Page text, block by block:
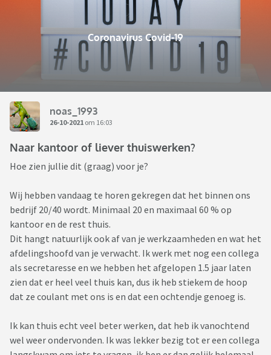
Coronavirus Covid-19
noas_1993
26-10-2021 om 16:03
Naar kantoor of liever thuiswerken?
Hoe zien jullie dit (graag) voor je?
Wij hebben vandaag te horen gekregen dat het binnen ons
bedrijf 20/40 wordt. Minimaal 20 en maximaal 60 % op
kantoor en de rest thuis.
Dit hangt natuurlijk ook af van je werkzaamheden en wat het
afdelingshoofd van je verwacht. Ik werk met nog een collega
als secretaresse en we hebben het afgelopen 1.5 jaar laten
zien dat er heel veel thuis kan, dus ik heb stiekem de hoop
dat ze coulant met ons is en dat een ochtendje genoeg is.
Ik kan thuis echt veel beter werken, dat heb ik vanochtend
wel weer ondervonden. Ik was lekker bezig tot er een collega